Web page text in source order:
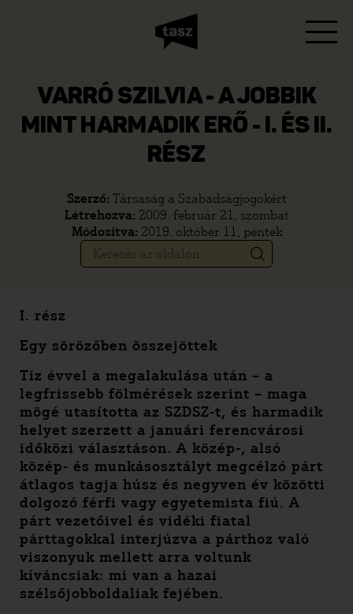
VARRÓ SZILVIA - A JOBBIK
MINT HARMADIK ERŐ - I. ÉS II.
RÉSZ
Szerző: Társaság a Szabadságjogokért
Létrehozva: 2009. február 21, szombat
Módosítva: 2019. október 11, péntek
I. rész
Egy sörözőben összejöttek
Tíz évvel a megalakulása után – a
legfrissebb fölmérések szerint – maga
mögé utasította az SZDSZ-t, és harmadik
helyet szerzett a januári ferencvárosi
időközi választáson. A közép-, alsó
közép- és munkásosztályt megcélzó párt
átlagos tagja húsz és negyven év közötti
dolgozó férfi vagy egyetemista fiú. A
párt vezetőivel és vidéki fiatal
párttagokkal interjúzva a párthoz való
viszonyuk mellett arra voltunk
kíváncsiak: mi van a hazai
szélsőjobboldaliak fejében.